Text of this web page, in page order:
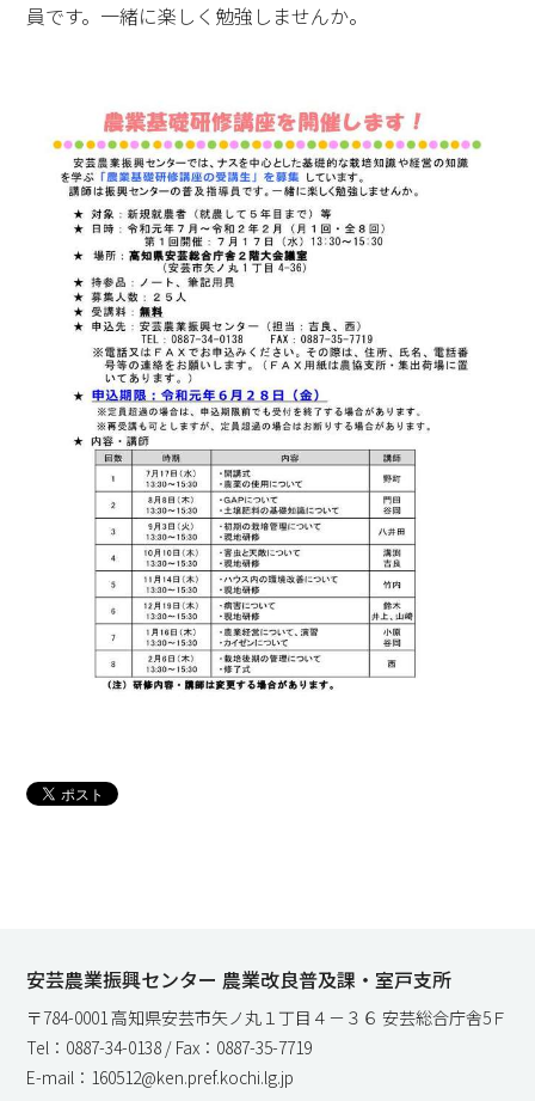
員です。一緒に楽しく勉強しませんか。
安芸農業振興センター 農業改良普及課・室戸支所
〒784-0001 高知県安芸市矢ノ丸１丁目４－３６ 安芸総合庁舎5Ｆ
Tel：0887-34-0138 / Fax：0887-35-7719
E-mail：160512@ken.pref.kochi.lg.jp